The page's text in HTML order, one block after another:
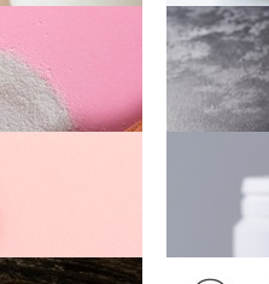
2019.06.27
2019.06.13